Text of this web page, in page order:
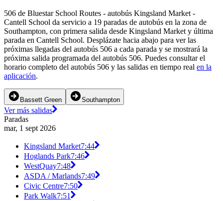
506 de Bluestar School Routes - autobús Kingsland Market -
Cantell School da servicio a 19 paradas de autobús en la zona de
Southampton, con primera salida desde Kingsland Market y última
parada en Cantell School. Desplázate hacia abajo para ver las
próximas llegadas del autobús 506 a cada parada y se mostrará la
próxima salida programada del autobús 506. Puedes consultar el
horario completo del autobús 506 y las salidas en tiempo real en la
aplicación.
Bassett Green Southampton
Ver más salidas
Paradas
mar, 1 sept 2026
Kingsland Market7:44
Hoglands Park7:46
WestQuay7:48
ASDA / Marlands7:49
Civic Centre7:50
Park Walk7:51